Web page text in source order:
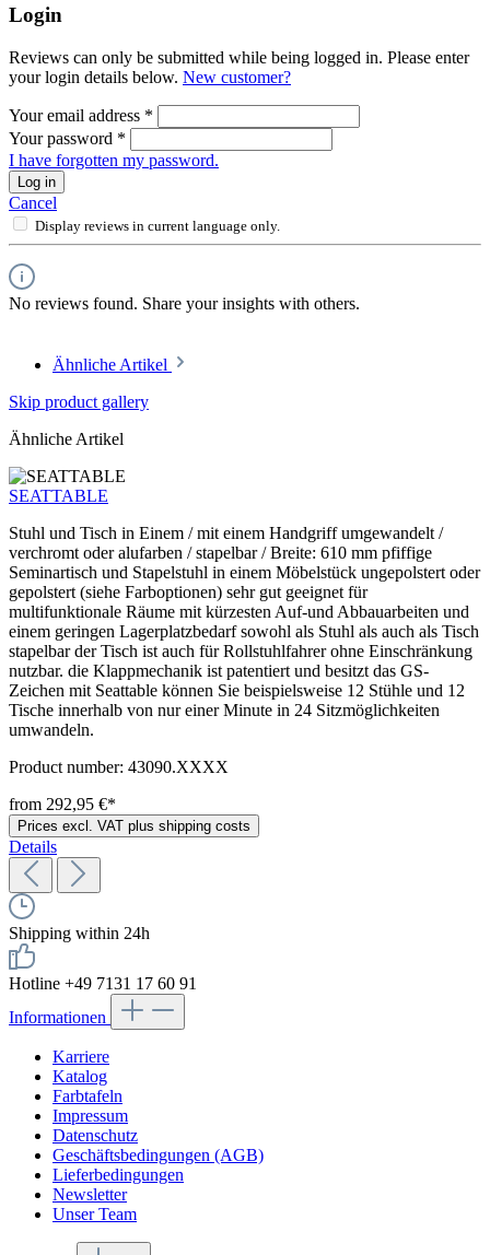
Login
Reviews can only be submitted while being logged in. Please enter
your login details below. New customer?
Your email address *
Your password *
I have forgotten my password.
Log in
Cancel
Display reviews in current language only.
No reviews found. Share your insights with others.
Ähnliche Artikel
Skip product gallery
Ähnliche Artikel
SEATTABLE
Stuhl und Tisch in Einem / mit einem Handgriff umgewandelt /
verchromt oder alufarben / stapelbar / Breite: 610 mm pfiffige
Seminartisch und Stapelstuhl in einem Möbelstück ungepolstert oder
gepolstert (siehe Farboptionen) sehr gut geeignet für
multifunktionale Räume mit kürzesten Auf-und Abbauarbeiten und
einem geringen Lagerplatzbedarf sowohl als Stuhl als auch als Tisch
stapelbar der Tisch ist auch für Rollstuhlfahrer ohne Einschränkung
nutzbar. die Klappmechanik ist patentiert und besitzt das GS-
Zeichen mit Seattable können Sie beispielsweise 12 Stühle und 12
Tische innerhalb von nur einer Minute in 24 Sitzmöglichkeiten
umwandeln.
Product number: 43090.XXXX
from 292,95 €*
Prices excl. VAT plus shipping costs
Details
Shipping within 24h
Hotline +49 7131 17 60 91
Informationen
Karriere
Katalog
Farbtafeln
Impressum
Datenschutz
Geschäftsbedingungen (AGB)
Lieferbedingungen
Newsletter
Unser Team